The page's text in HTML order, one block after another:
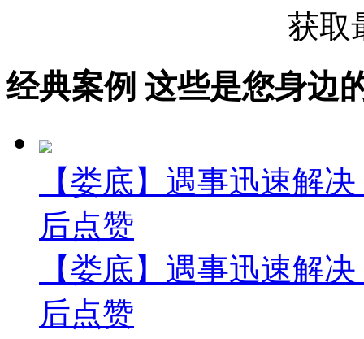
获取
经典案例 这些是您身边
【娄底】遇事迅速解
后点赞
【娄底】遇事迅速解
后点赞